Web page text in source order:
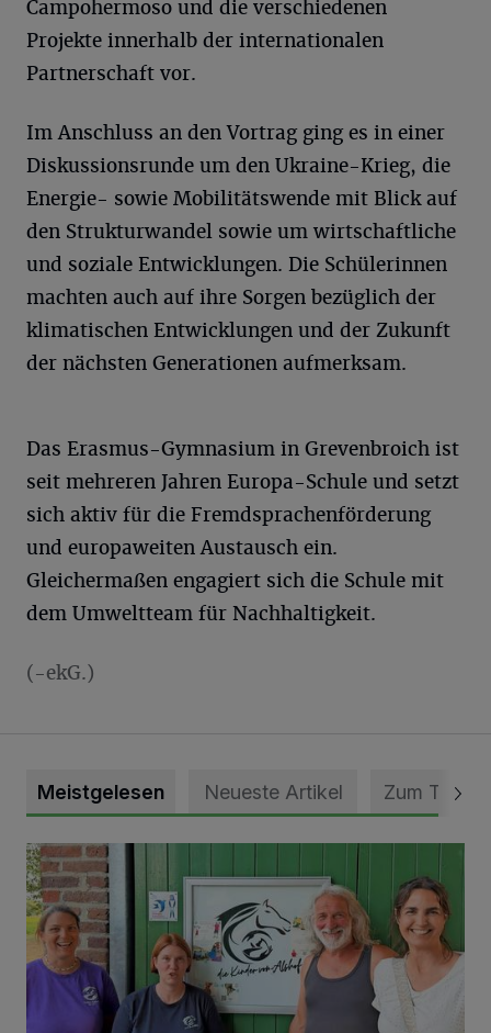
Campohermoso und die verschiedenen
Projekte innerhalb der internationalen
Partnerschaft vor.
Im Anschluss an den Vortrag ging es in einer
Diskussionsrunde um den Ukraine-Krieg, die
Energie- sowie Mobilitätswende mit Blick auf
den Strukturwandel sowie um wirtschaftliche
und soziale Entwicklungen. Die Schülerinnen
machten auch auf ihre Sorgen bezüglich der
klimatischen Entwicklungen und der Zukunft
der nächsten Generationen aufmerksam.
Das Erasmus-Gymnasium in Grevenbroich ist
seit mehreren Jahren Europa-Schule und setzt
sich aktiv für die Fremdsprachenförderung
und europaweiten Austausch ein.
Gleichermaßen engagiert sich die Schule mit
dem Umweltteam für Nachhaltigkeit.
(-ekG.)
Meistgelesen Neueste Artikel Zum Thema
Vorbildlicher Einsatz für den Artenschutz gewürdigt